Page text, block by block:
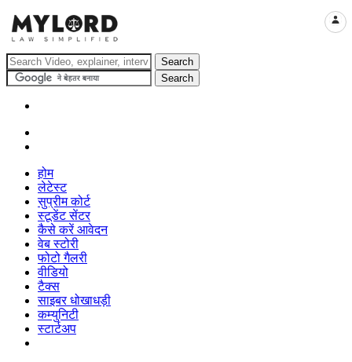
होम
लेटेस्ट
सुप्रीम कोर्ट
स्टूडेंट सेंटर
कैसे करें आवेदन
वेब स्टोरी
फोटो गैलरी
वीडियो
टैक्स
साइबर धोखाधड़ी
कम्युनिटी
स्टार्टअप